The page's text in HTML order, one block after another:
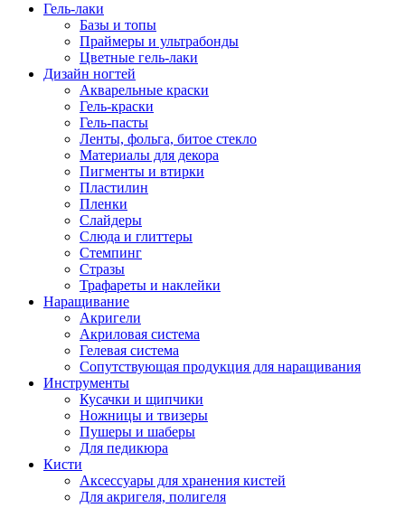
Гель-лаки
Базы и топы
Праймеры и ультрабонды
Цветные гель-лаки
Дизайн ногтей
Акварельные краски
Гель-краски
Гель-пасты
Ленты, фольга, битое стекло
Материалы для декора
Пигменты и втирки
Пластилин
Пленки
Слайдеры
Слюда и глиттеры
Стемпинг
Стразы
Трафареты и наклейки
Наращивание
Акригели
Акриловая система
Гелевая система
Сопутствующая продукция для наращивания
Инструменты
Кусачки и щипчики
Ножницы и твизеры
Пушеры и шаберы
Для педикюра
Кисти
Аксессуары для хранения кистей
Для акригеля, полигеля